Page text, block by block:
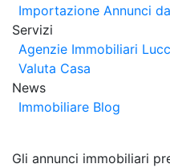
Importazione Annunci
Servizi
Agenzie Immobiliari
Valuta Casa
News
Immobiliare Blog
Gli annunci immobiliari